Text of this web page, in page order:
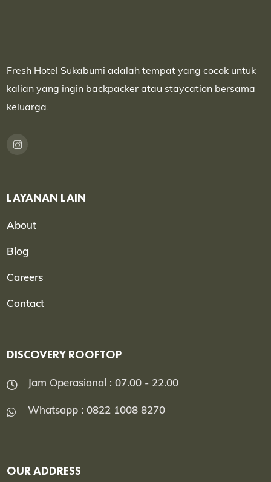
Fresh Hotel Sukabumi adalah tempat yang cocok untuk
kalian yang ingin backpacker atau staycation bersama
keluarga.
LAYANAN LAIN
About
Blog
Careers
Contact
DISCOVERY ROOFTOP
Jam Operasional : 07.00 - 22.00
Whatsapp : 0822 1008 8270
OUR ADDRESS